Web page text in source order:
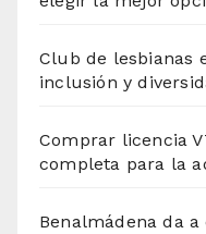
Club de lesbianas
inclusión y
Comprar licencia
completa para la
Benalmádena da